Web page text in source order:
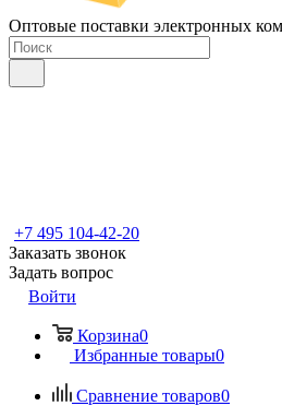
Оптовые поставки электронных
+7 495 104-42-20
Заказать звонок
Задать вопрос
Войти
Корзина0
Избранные товары0
Сравнение товаров0